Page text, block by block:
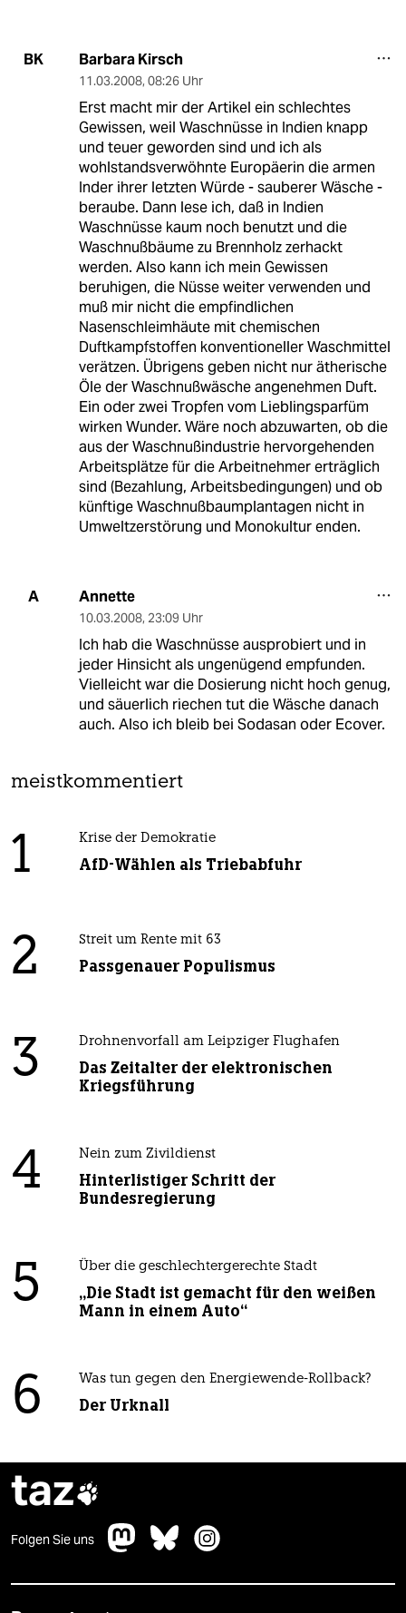
BK Barbara Kirsch
11.03.2008, 08:26 Uhr
Erst macht mir der Artikel ein schlechtes
Gewissen, weil Waschnüsse in Indien knapp
und teuer geworden sind und ich als
wohlstandsverwöhnte Europäerin die armen
Inder ihrer letzten Würde - sauberer Wäsche -
beraube. Dann lese ich, daß in Indien
Waschnüsse kaum noch benutzt und die
Waschnußbäume zu Brennholz zerhackt
werden. Also kann ich mein Gewissen
beruhigen, die Nüsse weiter verwenden und
muß mir nicht die empfindlichen
Nasenschleimhäute mit chemischen
Duftkampfstoffen konventioneller Waschmittel
verätzen. Übrigens geben nicht nur ätherische
Öle der Waschnußwäsche angenehmen Duft.
Ein oder zwei Tropfen vom Lieblingsparfüm
wirken Wunder. Wäre noch abzuwarten, ob die
aus der Waschnußindustrie hervorgehenden
Arbeitsplätze für die Arbeitnehmer erträglich
sind (Bezahlung, Arbeitsbedingungen) und ob
künftige Waschnußbaumplantagen nicht in
Umweltzerstörung und Monokultur enden.
A Annette
10.03.2008, 23:09 Uhr
Ich hab die Waschnüsse ausprobiert und in
jeder Hinsicht als ungenügend empfunden.
Vielleicht war die Dosierung nicht hoch genug,
und säuerlich riechen tut die Wäsche danach
auch. Also ich bleib bei Sodasan oder Ecover.
meistkommentiert
1 Krise der Demokratie
AfD-Wählen als Triebabfuhr
2 Streit um Rente mit 63
Passgenauer Populismus
3 Drohnenvorfall am Leipziger Flughafen
Das Zeitalter der elektronischen
Kriegsführung
4 Nein zum Zivildienst
Hinterlistiger Schritt der
Bundesregierung
5 Über die geschlechtergerechte Stadt
„Die Stadt ist gemacht für den weißen
Mann in einem Auto“
6 Was tun gegen den Energiewende-Rollback?
Der Urknall
taz
Folgen Sie uns